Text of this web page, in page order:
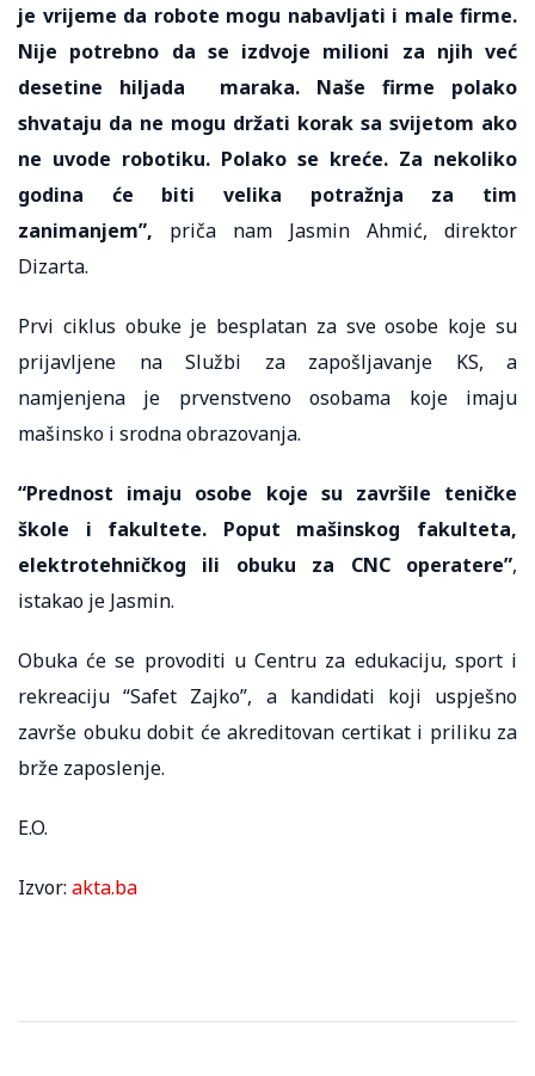
je vrijeme da robote mogu nabavljati i male firme.
Nije potrebno da se izdvoje milioni za njih već
desetine hiljada maraka. Naše firme polako
shvataju da ne mogu držati korak sa svijetom ako
ne uvode robotiku. Polako se kreće. Za nekoliko
godina će biti velika potražnja za tim
zanimanjem”, priča nam Jasmin Ahmić, direktor
Dizarta.
Prvi ciklus obuke je besplatan za sve osobe koje su
prijavljene na Službi za zapošljavanje KS, a
namjenjena je prvenstveno osobama koje imaju
mašinsko i srodna obrazovanja.
“Prednost imaju osobe koje su završile teničke
škole i fakultete. Poput mašinskog fakulteta,
elektrotehničkog ili obuku za CNC operatere”,
istakao je Jasmin.
Obuka će se provoditi u Centru za edukaciju, sport i
rekreaciju “Safet Zajko”, a kandidati koji uspješno
završe obuku dobit će akreditovan certikat i priliku za
brže zaposlenje.
E.O.
Izvor: akta.ba